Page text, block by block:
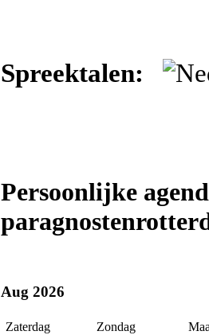
Spreektalen:
Persoonlijke
Aug 2026
Zaterdag Zondag